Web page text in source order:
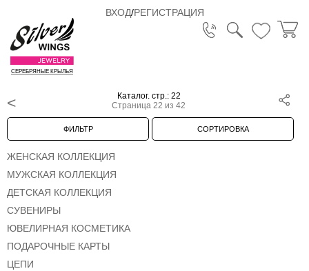
ВХОД/РЕГИСТРАЦИЯ
СЕРЕБРЯНЫЕ КРЫЛЬЯ
Каталог. стр.: 22
Страница 22 из 42
ФИЛЬТР СОРТИРОВКА
ЖЕНСКАЯ КОЛЛЕКЦИЯ
МУЖСКАЯ КОЛЛЕКЦИЯ
ДЕТСКАЯ КОЛЛЕКЦИЯ
СУВЕНИРЫ
ЮВЕЛИРНАЯ КОСМЕТИКА
ПОДАРОЧНЫЕ КАРТЫ
ЦЕПИ